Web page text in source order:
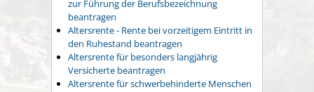
zur Führung der Berufsbezeichnung
beantragen
Altersrente - Rente bei vorzeitigem Eintritt in
den Ruhestand beantragen
Altersrente für besonders langjährig
Versicherte beantragen
Altersrente für schwerbehinderte Menschen